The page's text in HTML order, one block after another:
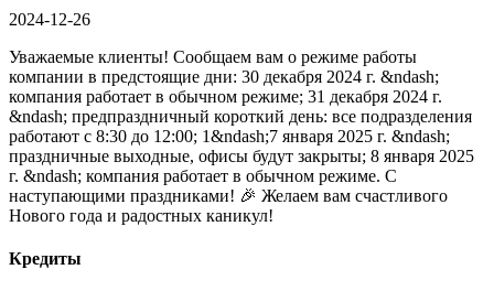
2024-12-26
Уважаемые клиенты! Сообщаем вам о режиме работы
компании в предстоящие дни: 30 декабря 2024 г. &ndash;
компания работает в обычном режиме; 31 декабря 2024 г.
&ndash; предпраздничный короткий день: все подразделения
работают с 8:30 до 12:00; 1&ndash;7 января 2025 г. &ndash;
праздничные выходные, офисы будут закрыты; 8 января 2025
г. &ndash; компания работает в обычном режиме. С
наступающими праздниками! 🎉 Желаем вам счастливого
Нового года и радостных каникул!
Кредиты